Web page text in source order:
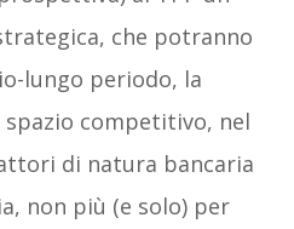
che potranno
lungo periodo, la
competitivo, nel
di natura bancaria
non più (e solo) per